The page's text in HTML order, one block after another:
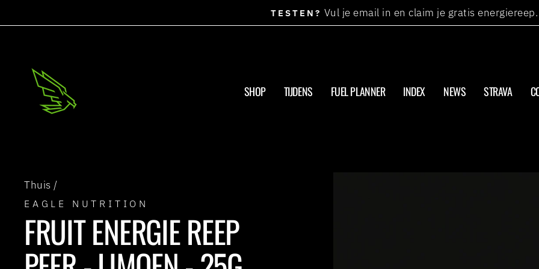
direct
inhoud
Diavoorstelling
TESTEN? Vul je email in en claim je gratis energiereep.
SHOP TIJDENS FUEL PLANNER INDEX NEWS STRAVA
Thuis /
EAGLE NUTRITION
FRUIT ENERGIE REEP